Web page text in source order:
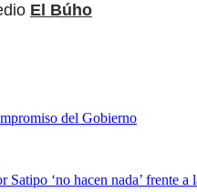
El Búho
del Gobierno
‘no hacen nada’ frente a